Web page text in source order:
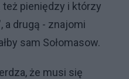
pieniędzy i którzy
a drugą - znajomi
sam Sołomasow.
że musi się